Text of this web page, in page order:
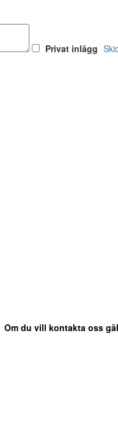
Privat inlägg
Om du vill kontakta oss